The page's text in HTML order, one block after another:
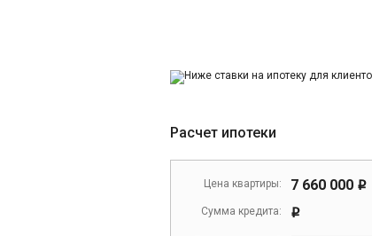
Расчет ипотеки
Цена квартиры: 7 660 000 i
Сумма кредита: i